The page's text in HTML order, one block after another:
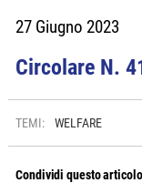
27 Giugno 2023
Circolare N.
TEMI: WELFARE
Condividi questo articolo